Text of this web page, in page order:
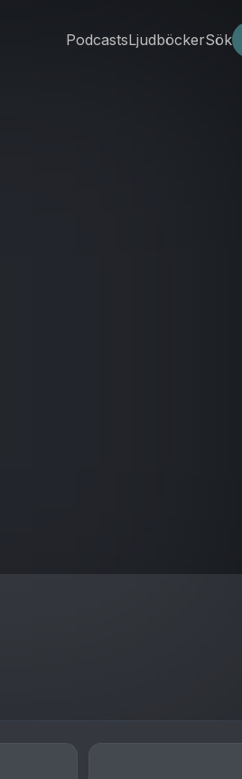
PodcastsLjudböckerSök